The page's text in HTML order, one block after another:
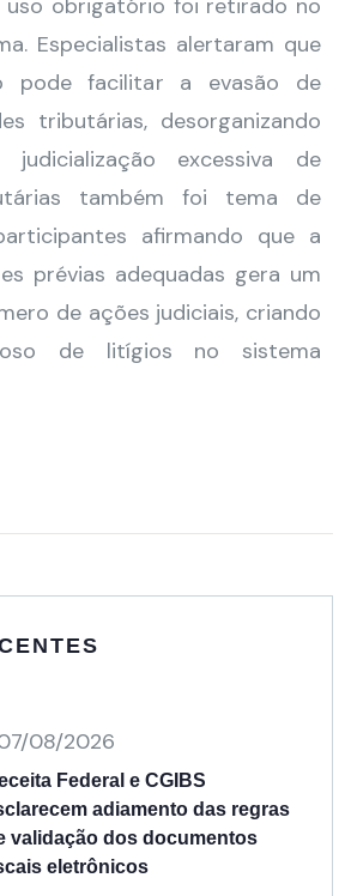
uso obrigatório foi retirado no
Especialistas alertaram que
pode facilitar a evasão de
tributárias, desorganizando
excessiva de
também foi tema de
afirmando que a
prévias adequadas gera um
de ações judiciais, criando
de litígios no sistema
08/2026
Federal e CGIBS
adiamento das regras
validação dos documentos
eletrônicos